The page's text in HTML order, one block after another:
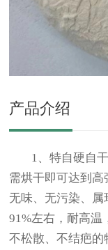
产品介绍
1、特自硬自
需烘干即可达到高
无味、无污染、属
91%左右，耐高温
不松散、不结疤的